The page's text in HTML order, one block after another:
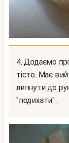
4. Додаємо просіяне борошно, і активно замісити
тісто. Має
липнути до
"подихати" .